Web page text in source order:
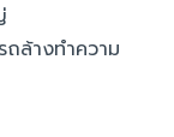
ถล้างทำความ